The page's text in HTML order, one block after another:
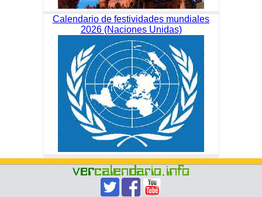
Calendario de festividades mundiales
2026 (Naciones Unidas)